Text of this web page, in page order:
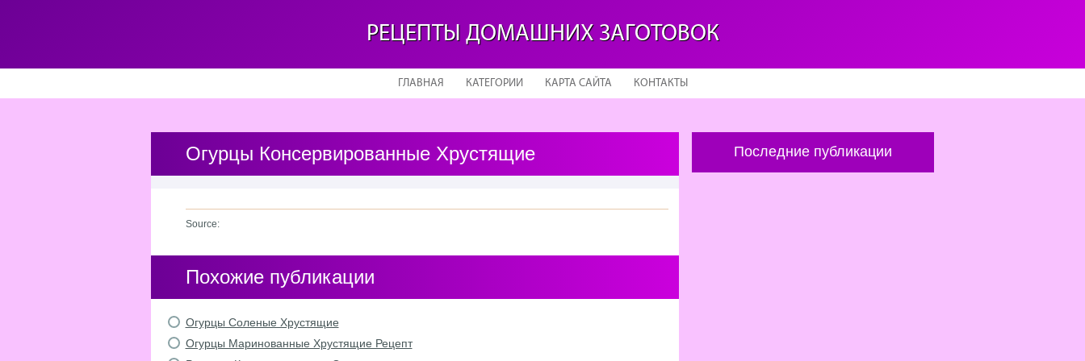
РЕЦЕПТЫ ДОМАШНИХ ЗАГОТОВОК
ГЛАВНАЯ КАТЕГОРИИ КАРТА САЙТА КОНТАКТЫ
Огурцы Консервированные Хрустящие
Source:
Похожие публикации
Огурцы Соленые Хрустящие
Огурцы Маринованные Хрустящие Рецепт
Последние публикации